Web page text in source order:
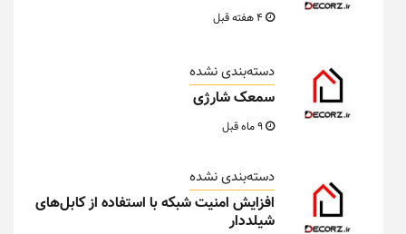
دسته‌بندی نشده
سمعک شارژی
دسته‌بندی نشده
افزایش امنیت شبکه با استفاده از کابل‌های
شیلددار